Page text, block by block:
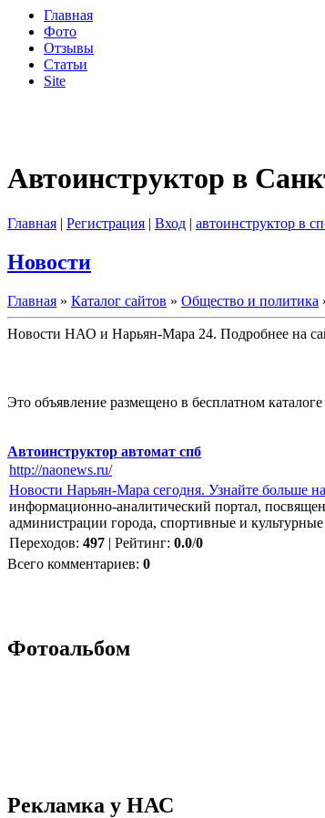
Главная
Фото
Отзывы
Статьи
Site
Автоинструктор в
Главная | Регистрация | Вход | автоинструктор в
Новости
Главная » Каталог сайтов » Общество и политика
Новости НАО и Нарьян-Мара 24. Подробнее на
Это объявление размещено в бесплатном каталоге
Автоинструктор автомат спб
http://naonews.ru/
Новости Нарьян-Мара сегодня. Узнайте больше
информационно-аналитический портал,
администрации города, спортивные и
Переходов: 497 | Рейтинг: 0.0/0
Всего комментариев: 0
Фотоальбом
Рекламка у НАС